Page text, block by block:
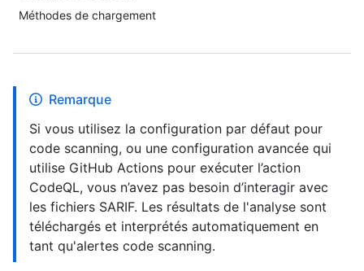
Méthodes de chargement
Remarque
Si vous utilisez la configuration par défaut pour
code scanning, ou une configuration avancée qui
utilise GitHub Actions pour exécuter l’action
CodeQL, vous n’avez pas besoin d’interagir avec
les fichiers SARIF. Les résultats de l'analyse sont
téléchargés et interprétés automatiquement en
tant qu'alertes code scanning.